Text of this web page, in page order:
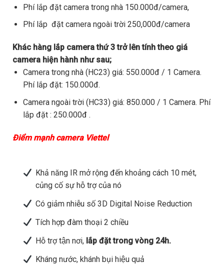
Phí lắp đặt camera trong nhà 150.000đ/camera,
Phí lắp đặt camera ngoài trời 250,000đ/camera
Khác hàng lắp camera thứ 3 trở lên tính theo giá
camera hiện hành như sau;
Camera trong nhà (HC23) giá: 550.000đ / 1 Camera.
Phí lắp đặt: 150.000đ.
Camera ngoài trời (HC33) giá: 850.000 / 1 Camera. Phí
lắp đặt : 250.000đ .
Điểm mạnh camera Viettel
Khả năng IR mở rộng đến khoảng cách 10 mét,
củng cố sự hỗ trợ của nó
Có giảm nhiễu số 3D Digital Noise Reduction
Tích hợp đàm thoại 2 chiều
Hỗ trợ tận nơi,lắp đặt trong vòng 24h.
Kháng nước, khánh bụi hiệu quả